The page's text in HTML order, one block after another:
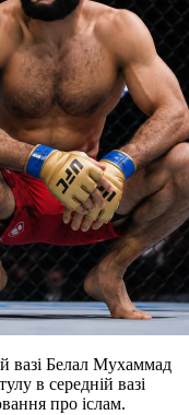
вазі Белал Мухаммад
в середній вазі
про іслам.